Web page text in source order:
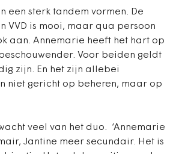
een sterk tandem vormen. De
VVD is mooi, maar qua persoon
aan. Annemarie heeft het hart op
Voor beiden geldt
zijn. En het zijn allebei
niet gericht op beheren, maar op
veel van het duo. ‘Annemarie
Jantine meer secundair. Het is